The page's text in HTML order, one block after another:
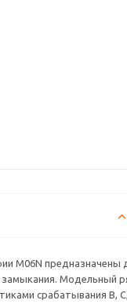
M06N предназначены
замыкания. Модельный
срабатывания B,